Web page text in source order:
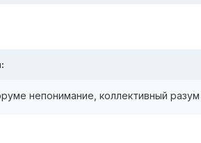
непонимание, коллективный